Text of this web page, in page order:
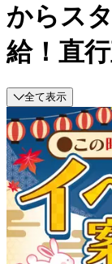
からス
給！直
全て表示